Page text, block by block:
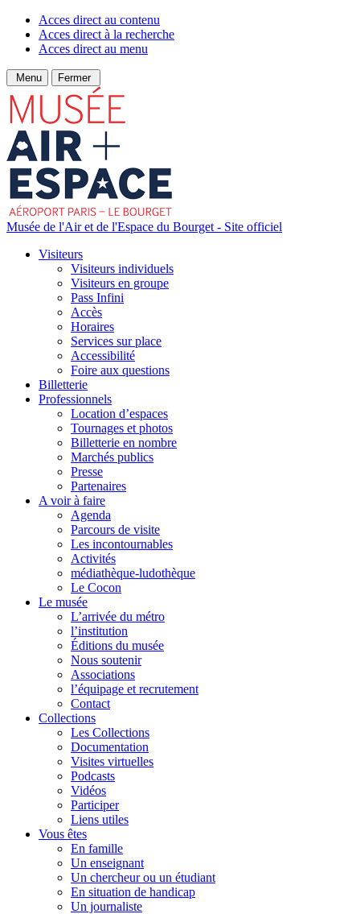
Acces direct au contenu
Acces direct à la recherche
Acces direct au menu
Menu Fermer
Musée de l'Air et de l'Espace du Bourget - Site officiel
Visiteurs
Visiteurs individuels
Visiteurs en groupe
Pass Infini
Accès
Horaires
Services sur place
Accessibilité
Foire aux questions
Billetterie
Professionnels
Location d’espaces
Tournages et photos
Billetterie en nombre
Marchés publics
Presse
Partenaires
A voir à faire
Agenda
Parcours de visite
Les incontournables
Activités
médiathèque-ludothèque
Le Cocon
Le musée
L’arrivée du métro
l’institution
Éditions du musée
Nous soutenir
Associations
l’équipage et recrutement
Contact
Collections
Les Collections
Documentation
Visites virtuelles
Podcasts
Vidéos
Participer
Liens utiles
Vous êtes
En famille
Un enseignant
Un chercheur ou un étudiant
En situation de handicap
Un journaliste